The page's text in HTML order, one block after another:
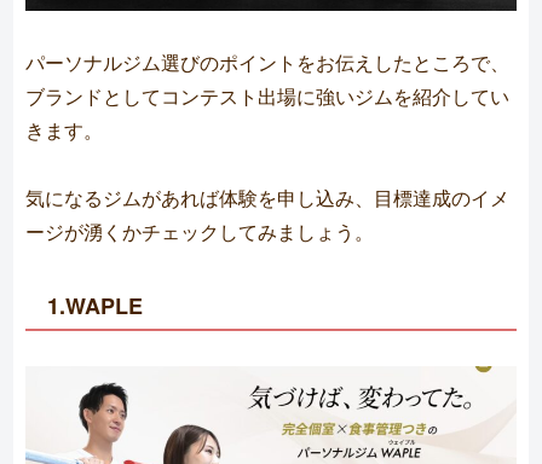
パーソナルジム選びのポイントをお伝えしたところで、
ブランドとしてコンテスト出場に強いジムを紹介してい
きます。
気になるジムがあれば体験を申し込み、目標達成のイメ
ージが湧くかチェックしてみましょう。
1.WAPLE